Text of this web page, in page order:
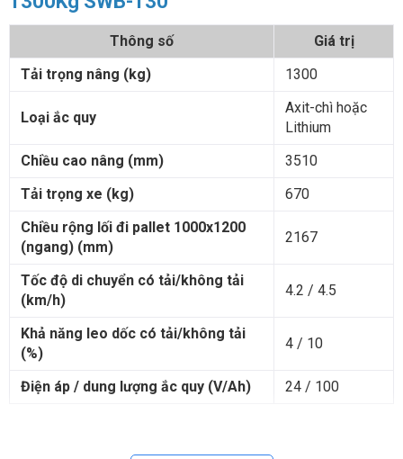
Thông số
Giá trị
Tải trọng nâng (kg)
1300
Loại ắc quy
Axit-chì hoặc
Lithium
Chiều cao nâng (mm)
3510
Tải trọng xe (kg)
670
Chiều rộng lối đi pallet 1000x1200
(ngang) (mm)
2167
Tốc độ di chuyển có tải/không tải
(km/h)
4.2 / 4.5
Khả năng leo dốc có tải/không tải
(%)
4 / 10
Điện áp / dung lượng ắc quy (V/Ah) 24 / 100